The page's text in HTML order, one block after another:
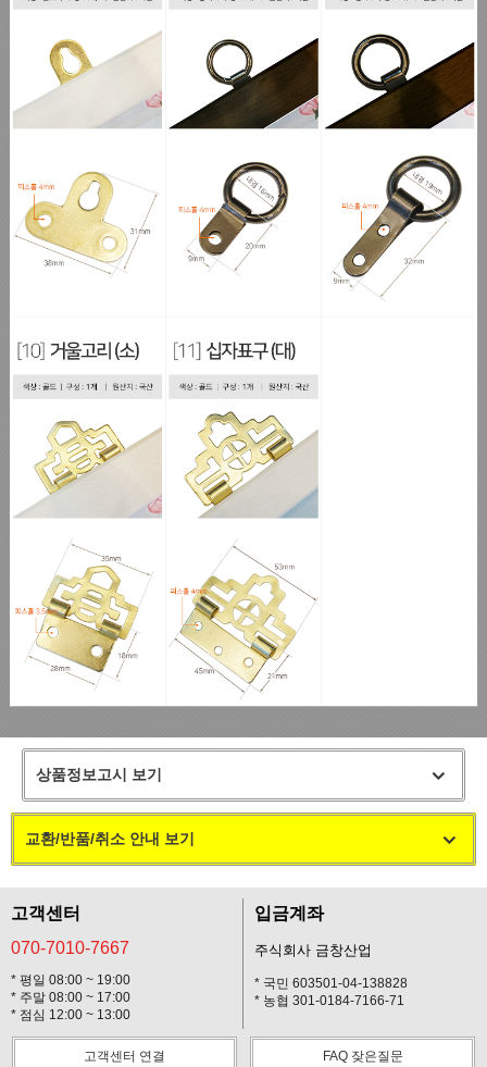
상품정보고시 보기
교환/반품/취소 안내 보기
고객센터
070-7010-7667
* 평일 08:00 ~ 19:00
* 주말 08:00 ~ 17:00
* 점심 12:00 ~ 13:00
입금계좌
주식회사 금창산업
* 국민 603501-04-138828
* 농협 301-0184-7166-71
고객센터 연결 FAQ 잦은질문